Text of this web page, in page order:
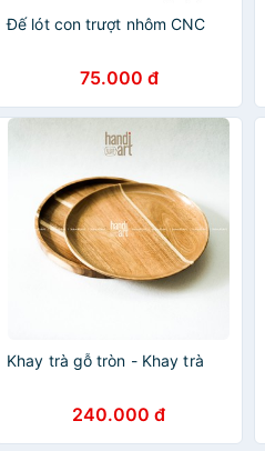
Đế lót con trượt nhôm CNC
75.000 đ
Khay trà gỗ tròn - Khay trà
240.000 đ